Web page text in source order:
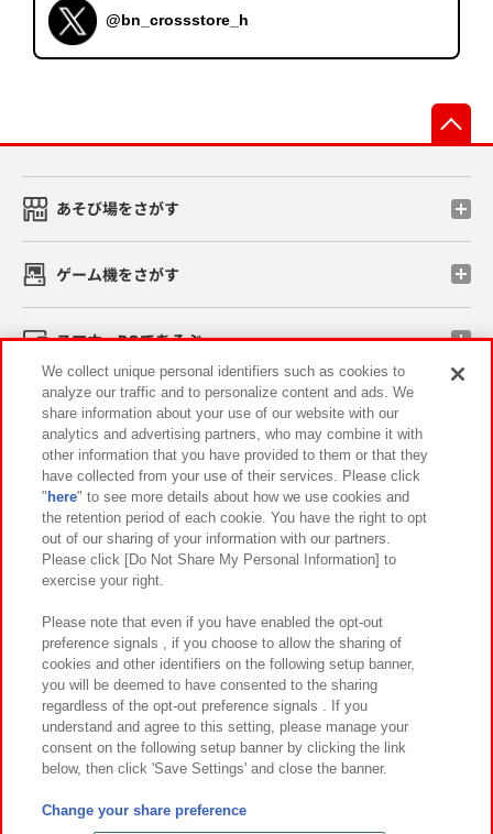
@bn_crossstore_h
あそび場をさがす
ゲーム機をさがす
スマホ・PCであそぶ
イベント・キャンペーン
関連会社 サステナビリティ サイトポリシー
プライバシーポリシー ウェブアクセシビリティ方針と検証結果
お取引先さまとともに
カスタマーハラスメント対応方針 よくあるご質問・お問い合わせ
©Bandai Namco Amusement Inc.
©Bandai Namco Amusement Lab Inc.
We collect unique personal identifiers such as cookies to
analyze our traffic and to personalize content and ads. We
share information about your use of our website with our
analytics and advertising partners, who may combine it with
other information that you have provided to them or that they
have collected from your use of their services. Please click
" here" to see more details about how we use cookies and
the retention period of each cookie. You have the right to opt
out of our sharing of your information with our partners.
Please click [Do Not Share My Personal Information] to
exercise your right.
Please note that even if you have enabled the opt-out
preference signals , if you choose to allow the sharing of
cookies and other identifiers on the following setup banner,
you will be deemed to have consented to the sharing
regardless of the opt-out preference signals . If you
understand and agree to this setting, please manage your
consent on the following setup banner by clicking the link
below, then click 'Save Settings' and close the banner.
Change your share preference